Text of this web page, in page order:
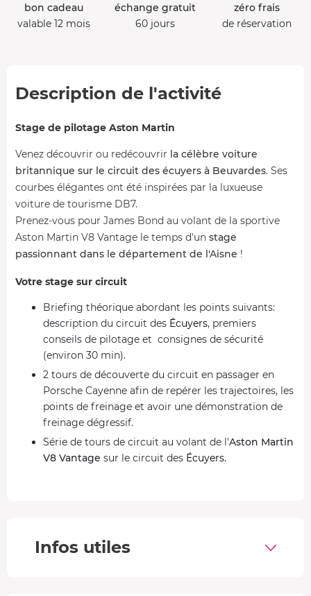
bon cadeau
valable 12 mois
échange gratuit
60 jours
zéro frais
de réservation
Description de l'activité
Stage de pilotage Aston Martin
Venez découvrir ou redécouvrir la célèbre voiture
britannique sur le circuit des écuyers à Beuvardes. Ses
courbes élégantes ont été inspirées par la luxueuse
voiture de tourisme DB7.
Prenez-vous pour James Bond au volant de la sportive
Aston Martin V8 Vantage le temps d'un stage
passionnant dans le département de l'Aisne !
Votre stage sur circuit
Briefing théorique abordant les points suivants:
description du circuit des Écuyers, premiers
conseils de pilotage et consignes de sécurité
(environ 30 min).
2 tours de découverte du circuit en passager en
Porsche Cayenne afin de repérer les trajectoires, les
points de freinage et avoir une démonstration de
freinage dégressif.
Série de tours de circuit au volant de l'Aston Martin
V8 Vantage sur le circuit des Écuyers.
Elle possède une boîte de vitesse 6 rapports ou de
Infos utiles